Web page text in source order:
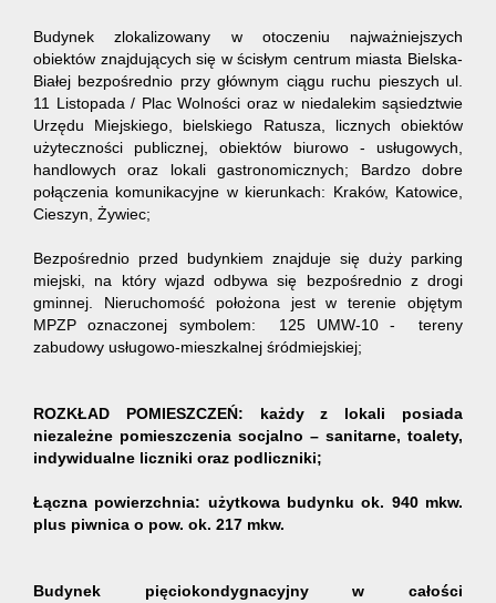
Budynek zlokalizowany w otoczeniu najważniejszych
obiektów znajdujących się w ścisłym centrum miasta Bielska-
Białej bezpośrednio przy głównym ciągu ruchu pieszych ul.
11 Listopada / Plac Wolności oraz w niedalekim sąsiedztwie
Urzędu Miejskiego, bielskiego Ratusza, licznych obiektów
użyteczności publicznej, obiektów biurowo - usługowych,
handlowych oraz lokali gastronomicznych; Bardzo dobre
połączenia komunikacyjne w kierunkach: Kraków, Katowice,
Cieszyn, Żywiec;
Bezpośrednio przed budynkiem znajduje się duży parking
miejski, na który wjazd odbywa się bezpośrednio z drogi
gminnej. Nieruchomość położona jest w terenie objętym
MPZP oznaczonej symbolem: 125 UMW-10 - tereny
zabudowy usługowo-mieszkalnej śródmiejskiej;
ROZKŁAD POMIESZCZEŃ: każdy z lokali posiada
niezależne pomieszczenia socjalno – sanitarne, toalety,
indywidualne liczniki oraz podliczniki;
Łączna powierzchnia: użytkowa budynku ok. 940 mkw.
plus piwnica o pow. ok. 217 mkw.
Budynek pięciokondygnacyjny w całości